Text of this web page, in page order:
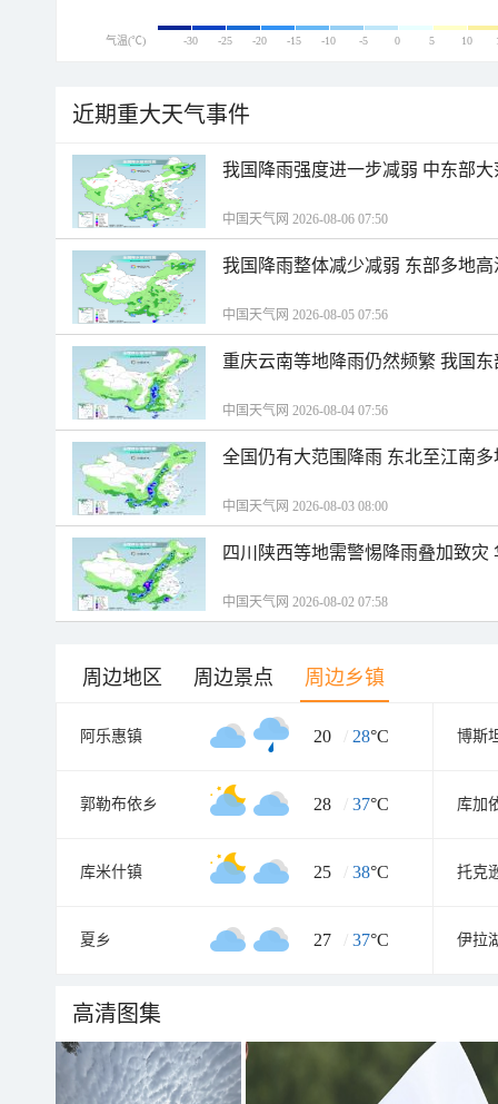
气温(℃) -30 -25 -20 -15 -10 -5 0 5 10
近期重大天气事件
我国降雨强度进一步减弱 中东部
中国天气网 2026-08-06 07:50
我国降雨整体减少减弱 东部多地
中国天气网 2026-08-05 07:56
重庆云南等地降雨仍然频繁 我国
中国天气网 2026-08-04 07:56
全国仍有大范围降雨 东北至江南
中国天气网 2026-08-03 08:00
四川陕西等地需警惕降雨叠加致
中国天气网 2026-08-02 07:58
周边地区 周边景点 周边乡镇
阿乐惠镇 20 / 28°C 博斯
郭勒布依乡 28 / 37°C 库加
库米什镇 25 / 38°C 托克
夏乡 27 / 37°C 伊拉
高清图集